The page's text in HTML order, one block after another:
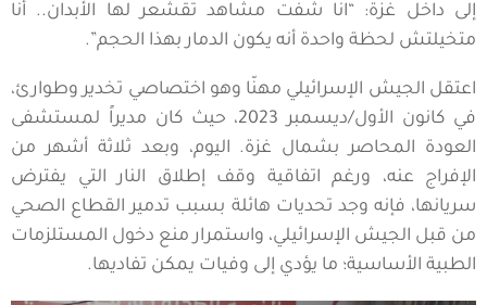
إلى داخل غزة: “انا شفت مشاهد تقشعر لها الأبدان.. أنا
متخيلتش لحظة واحدة أنه يكون الدمار بهذا الحجم”.
اعتقل الجيش الإسرائيلي مهنّا وهو اختصاصي تخدير وطوارئ،
في كانون الأول/ديسمبر 2023، حيث كان مديراً لمستشفى
العودة المحاصر بشمال غزة. اليوم، وبعد ثلاثة أشهر من
الإفراج عنه، ورغم اتفاقية وقف إطلاق النار التي يفترض
سريانها، فإنه وجد تحديات هائلة بسبب تدمير القطاع الصحي
من قبل الجيش الإسرائيلي، واستمرار منع دخول المستلزمات
الطبية الأساسية؛ ما يؤدي إلى وفيات يمكن تفاديها.